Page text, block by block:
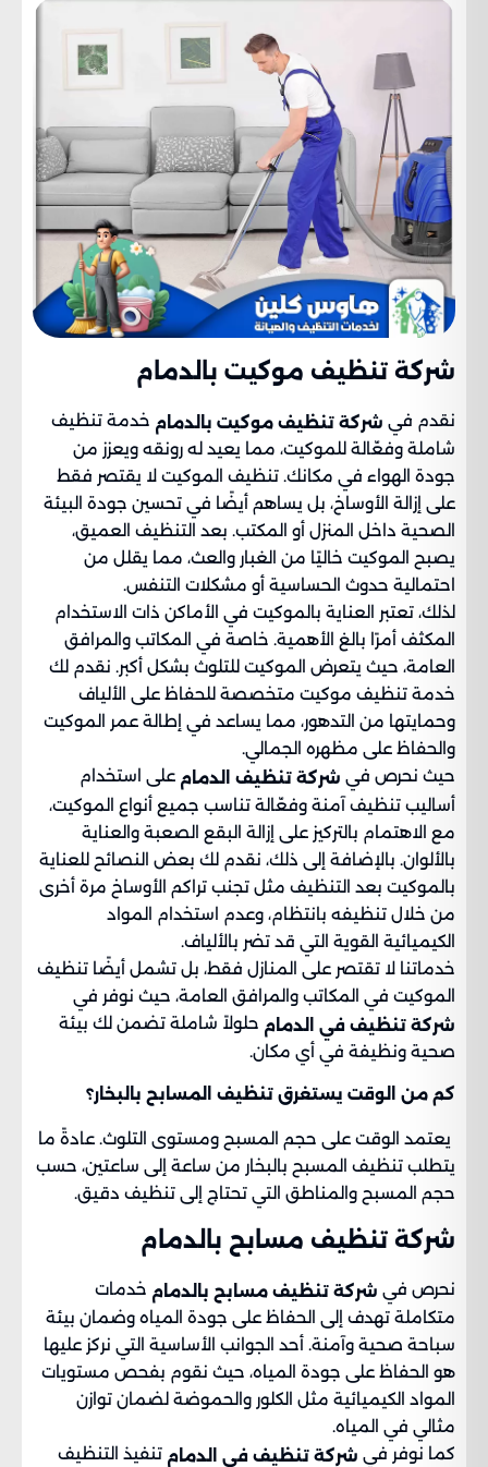
شركة تنظيف موكيت بالدمام​
نقدم في شركة تنظيف موكيت بالدمام خدمة تنظيف
شاملة وفعّالة للموكيت، مما يعيد له رونقه ويعزز من
جودة الهواء في مكانك. تنظيف الموكيت لا يقتصر فقط
على إزالة الأوساخ، بل يساهم أيضًا في تحسين جودة البيئة
الصحية داخل المنزل أو المكتب. بعد التنظيف العميق،
يصبح الموكيت خاليًا من الغبار والعث، مما يقلل من
احتمالية حدوث الحساسية أو مشكلات التنفس.
لذلك، تعتبر العناية بالموكيت في الأماكن ذات الاستخدام
المكثف أمرًا بالغ الأهمية. خاصة في المكاتب والمرافق
العامة، حيث يتعرض الموكيت للتلوث بشكل أكبر. نقدم لك
خدمة تنظيف موكيت متخصصة للحفاظ على الألياف
وحمايتها من التدهور، مما يساعد في إطالة عمر الموكيت
والحفاظ على مظهره الجمالي.
حيث نحرص في شركة تنظيف الدمام على استخدام
أساليب تنظيف آمنة وفعّالة تناسب جميع أنواع الموكيت،
مع الاهتمام بالتركيز على إزالة البقع الصعبة والعناية
بالألوان. بالإضافة إلى ذلك، نقدم لك بعض النصائح للعناية
بالموكيت بعد التنظيف مثل تجنب تراكم الأوساخ مرة أخرى
من خلال تنظيفه بانتظام، وعدم استخدام المواد
الكيميائية القوية التي قد تضر بالألياف.
خدماتنا لا تقتصر على المنازل فقط، بل تشمل أيضًا تنظيف
الموكيت في المكاتب والمرافق العامة، حيث نوفر في
شركة تنظيف في الدمام حلولاً شاملة تضمن لك بيئة
صحية ونظيفة في أي مكان.
كم من الوقت يستغرق تنظيف المسابح بالبخار؟
يعتمد الوقت على حجم المسبح ومستوى التلوث. عادةً ما
يتطلب تنظيف المسبح بالبخار من ساعة إلى ساعتين، حسب
حجم المسبح والمناطق التي تحتاج إلى تنظيف دقيق.
شركة تنظيف مسابح بالدمام​
نحرص في شركة تنظيف مسابح بالدمام خدمات
متكاملة تهدف إلى الحفاظ على جودة المياه وضمان بيئة
سباحة صحية وآمنة. أحد الجوانب الأساسية التي نركز عليها
هو الحفاظ على جودة المياه، حيث نقوم بفحص مستويات
المواد الكيميائية مثل الكلور والحموضة لضمان توازن
مثالي في المياه.
كما نوفر في شركة تنظيف في الدمام تنفيذ التنظيف